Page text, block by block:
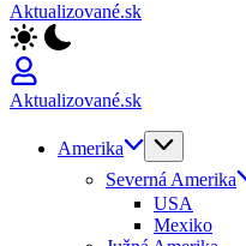
Aktualizované.sk
Aktualizované.sk
Amerika
Severná Amerika
USA
Mexiko